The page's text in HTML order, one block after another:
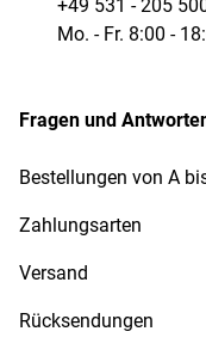
+49 531 - 205
Mo. - Fr. 8:00 -
Fragen und
Bestellungen von A
Zahlungsarten
Versand
Rücksendungen